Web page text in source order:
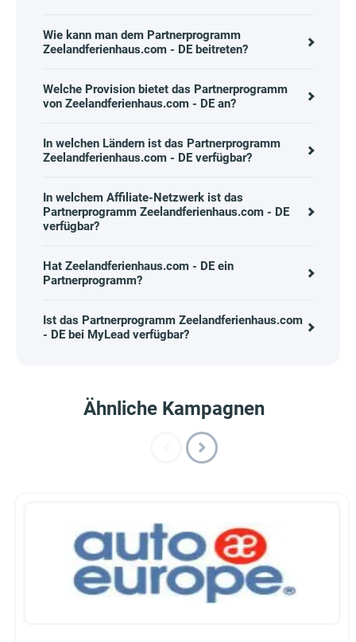
Wie kann man dem Partnerprogramm
Zeelandferienhaus.com - DE beitreten?
Welche Provision bietet das Partnerprogramm
von Zeelandferienhaus.com - DE an?
In welchen Ländern ist das Partnerprogramm
Zeelandferienhaus.com - DE verfügbar?
In welchem Affiliate-Netzwerk ist das
Partnerprogramm Zeelandferienhaus.com - DE
verfügbar?
Hat Zeelandferienhaus.com - DE ein
Partnerprogramm?
Ist das Partnerprogramm Zeelandferienhaus.com
- DE bei MyLead verfügbar?
Ähnliche Kampagnen